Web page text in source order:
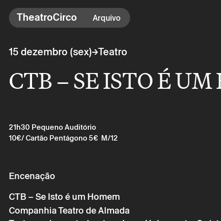
TheatroCirco
Outros
→ Bilheteira
→ O Theatro
TheatroCirco Arquivo
15 dezembro (sex)→Teatro
CTB – SE ISTO É
21h30 Pequeno Auditório
10€/ Cartão Pentágono 5€ M/12
Encenação
CTB – Se Isto é um Homem
Companhia Teatro de Almada